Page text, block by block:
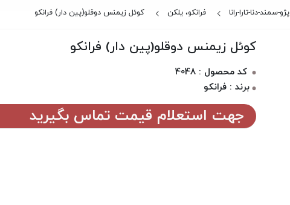
پژو-سمند-دنا-تارا-رانا فرانکو، یلکن کوئل زیمنس دوقلو(پین دار) فرانکو
کوئل زیمنس دوقلو(پین دار) فرانکو
کد محصول : 4048
برند : فرانکو
جهت استعلام قیمت تماس بگیرید